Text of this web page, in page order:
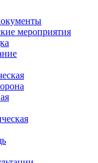
мероприятия